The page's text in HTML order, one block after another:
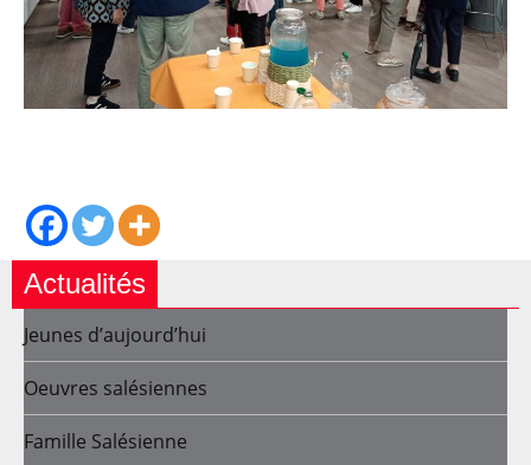
Actualités
Jeunes d’aujourd’hui
Oeuvres salésiennes
Famille Salésienne